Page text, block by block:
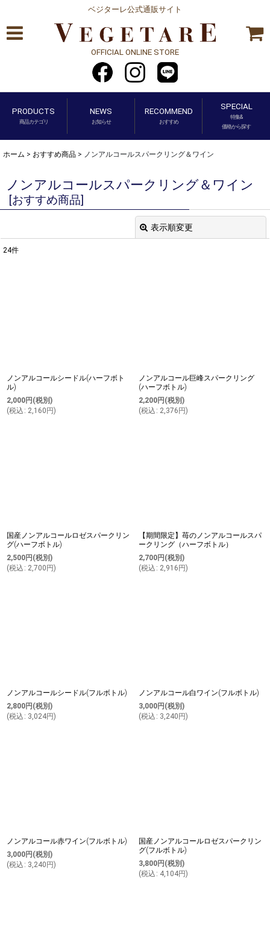
ベジターレ公式通販サイト
OFFICIAL ONLINE STORE
PRODUCTS
商品カテゴリ
NEWS
お知らせ
RECOMMEND
おすすめ
SPECIAL
特集&
価格から探す
ホーム > おすすめ商品 > ノンアルコールスパークリング＆ワイン
ノンアルコールスパークリング＆ワイン
[おすすめ商品]
表示順変更
24件
ノンアルコールシードル(ハーフボト
ル)
2,000円 (税別)
(税込 : 2,160 円)
ノンアルコール巨峰スパークリング
(ハーフボトル)
2,200円 (税別)
(税込 : 2,376 円)
国産ノンアルコールロゼスパークリン
グ(ハーフボトル)
2,500円 (税別)
(税込 : 2,700 円)
【期間限定】苺のノンアルコールスパ
ークリング（ハーフボトル）
2,700円 (税別)
(税込 : 2,916 円)
ノンアルコールシードル(フルボトル)
2,800円 (税別)
(税込 : 3,024円)
ノンアルコール白ワイン(フルボトル)
3,000円 (税別)
(税込 : 3,240 円)
ノンアルコール赤ワイン(フルボトル)
3,000円 (税別)
(税込 : 3,240 円)
国産ノンアルコールロゼスパークリン
グ(フルボトル)
3,800円 (税別)
(税込 : 4,104円)